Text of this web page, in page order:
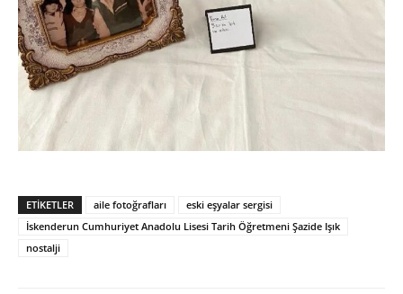
ETIKETLER aile fotoğrafları
eski eşyalar sergisi
İskenderun Cumhuriyet Anadolu Lisesi Tarih Öğretmeni Şazide Işık
nostalji